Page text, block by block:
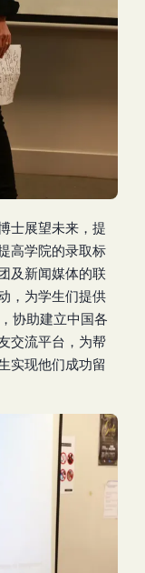
士展望未来，提
高学院的录取标
及新闻媒体的联
，为学生们提供
协助建立中国各
交流平台，为帮
实现他们成功留